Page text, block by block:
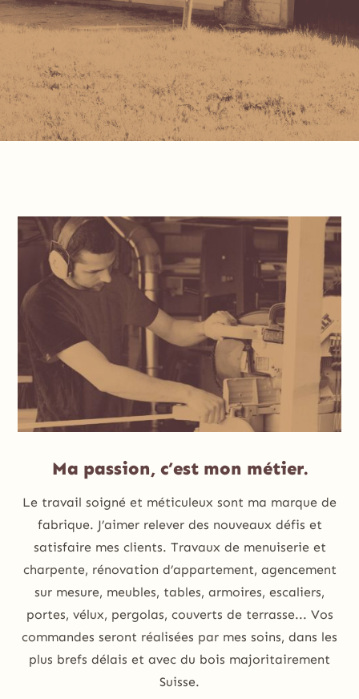
Ma passion, c’est mon métier.
Le travail soigné et méticuleux sont ma marque de
fabrique. J’aimer relever des nouveaux défis et
satisfaire mes clients. Travaux de menuiserie et
charpente, rénovation d’appartement, agencement
sur mesure, meubles, tables, armoires, escaliers,
portes, vélux, pergolas, couverts de terrasse... Vos
commandes seront réalisées par mes soins, dans les
plus brefs délais et avec du bois majoritairement
Suisse.